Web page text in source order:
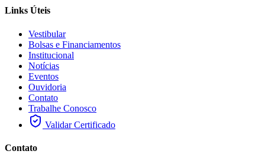
Links Úteis
Vestibular
Bolsas e Financiamentos
Institucional
Notícias
Eventos
Ouvidoria
Contato
Trabalhe Conosco
Validar Certificado
Contato